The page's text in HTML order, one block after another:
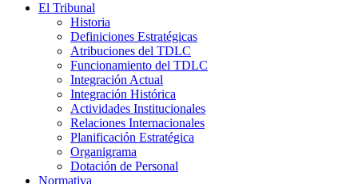
El Tribunal
Historia
Definiciones Estratégicas
Atribuciones del TDLC
Funcionamiento del TDLC
Integración Actual
Integración Histórica
Actividades Institucionales
Relaciones Internacionales
Planificación Estratégica
Organigrama
Dotación de Personal
Normativa